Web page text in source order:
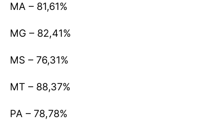
MA – 81,61%
MG – 82,41%
MS – 76,31%
MT – 88,37%
PA – 78,78%